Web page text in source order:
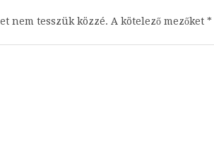
nem tesszük közzé. A kötelező mezőket *